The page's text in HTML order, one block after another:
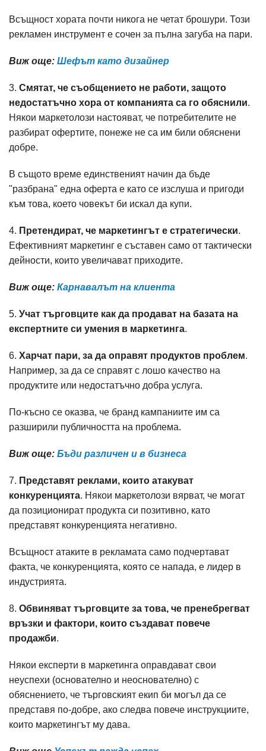
Всъщност хората почти никога не четат брошури. Този
рекламен инструмент е сочен за пълна загуба на пари.
Виж още: Шефът като дизайнер
3. Смятат, че съобщението не работи, защото
недостатъчно хора от компанията са го обяснили.
Някои маркетолози настояват, че потребителите не
разбират офертите, понеже не са им били обяснени
добре.
В същото време единственият начин да бъде
"разбрана" една оферта е като се изслуша и пригоди
към това, което човекът би искал да купи.
4. Претендират, че маркетингът е стратегически.
Ефективният маркетинг е съставен само от тактически
дейности, които увеличават приходите.
Виж още: Карнавалът на клиента
5. Учат търговците как да продават на базата на
експертните си умения в маркетинга.
6. Харчат пари, за да оправят продуктов проблем.
Например, за да се справят с лошо качество на
продуктите или недостатъчно добра услуга.
По-късно се оказва, че бранд кампаниите им са
разширили публичността на проблема.
Виж още: Бъди различен и в бизнеса
7. Представят реклами, които атакуват
конкуренцията. Някои маркетолози вярват, че могат
да позиционират продукта си позитивно, като
представят конкуренцията негативно.
Всъщност атаките в рекламата само подчертават
факта, че конкуренцията, която се напада, е лидер в
индустрията.
8. Обвиняват търговците за това, че пренебрегват
връзки и фактори, които създават повече
продажби.
Някои експерти в маркетинга оправдават свои
неуспехи (основателно и неоснователно) с
обяснението, че търговският екип би могъл да се
представя по-добре, ако следва повече инструкциите,
които маркетингът му дава.